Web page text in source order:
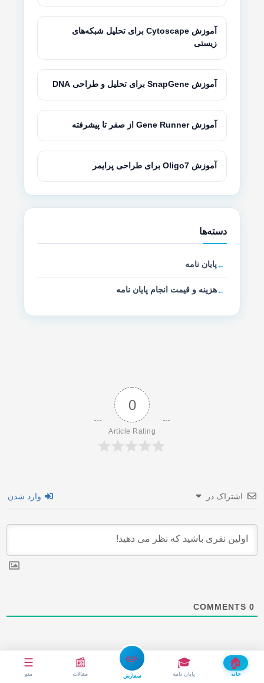
🏠
خانه
🎓
پایان نامه
✏️
سفارش
📰
مقالات
☰
منو
آموزش Cytoscape برای تحلیل شبکه‌های
زیستی
آموزش SnapGene برای تحلیل و طراحی DNA
آموزش Gene Runner از صفر تا پیشرفته
آموزش Oligo7 برای طراحی پرایمر
دسته‌ها
پایان نامه
هزینه و قیمت انجام پایان نامه
0
Article Rating
اشتراک در وارد شدن
0